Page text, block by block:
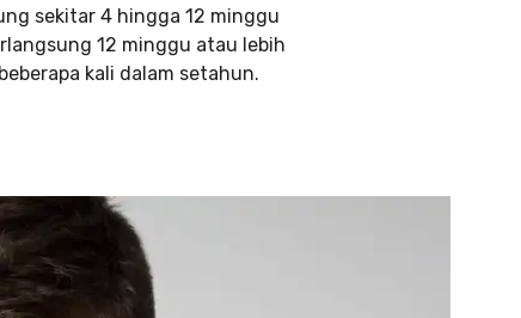
sekitar 4 hingga 12 minggu
12 minggu atau lebih
kali dalam setahun.